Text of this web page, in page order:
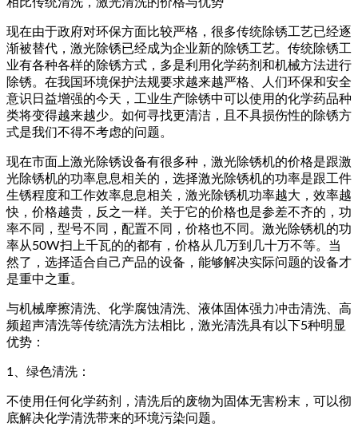
现在由于政府对环保方面比较严格，很多传统除锈工艺已经逐
渐被替代，激光除锈已经成为企业新的除锈工艺。传统除锈工
业有各种各样的除锈方式，多是利用化学药剂和机械方法进行
除锈。在我国环境保护法规要求越来越严格、人们环保和安全
意识日益增强的今天，工业生产除锈中可以使用的化学药品种
类将变得越来越少。如何寻找更清洁，且不具损伤性的除锈方
式是我们不得不考虑的问题。
现在市面上激光除锈设备有很多种，激光除锈机的价格是跟激
光除锈机的功率息息相关的，选择激光除锈机的功率是跟工件
生锈程度和工作效率息息相关，激光除锈机功率越大，效率越
快，价格越贵，反之一样。关于它的价格也是参差不齐的，功
率不同，型号不同，配置不同，价格也不同。激光除锈机的功
率从50W扫上千瓦的的都有，价格从几万到几十万不等。当
然了，选择适合自己产品的设备，能够解决实际问题的设备才
是重中之重。
与机械摩擦清洗、化学腐蚀清洗、液体固体强力冲击清洗、高
频超声清洗等传统清洗方法相比，激光清洗具有以下5种明显
优势：
1、绿色清洗：
不使用任何化学药剂，清洗后的废物为固体无害粉末，可以彻
底解决化学清洗带来的环境污染问题。